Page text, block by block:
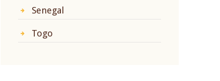
Senegal
Togo